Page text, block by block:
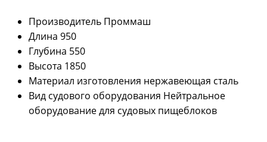
Производитель Проммаш
Длина 950
Глубина 550
Высота 1850
Материал изготовления нержавеющая сталь
Вид судового оборудования Нейтральное
оборудование для судовых пищеблоков